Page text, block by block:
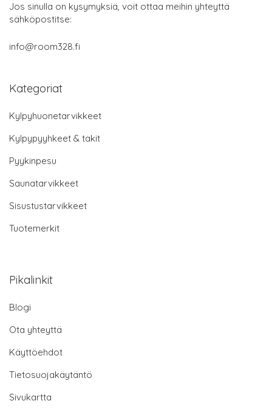
Jos sinulla on kysymyksiä, voit ottaa meihin yhteyttä
sähköpostitse:
info@room328.fi
Kategoriat
Kylpyhuonetarvikkeet
Kylpypyyhkeet & takit
Pyykinpesu
Saunatarvikkeet
Sisustustarvikkeet
Tuotemerkit
Pikalinkit
Blogi
Ota yhteyttä
Käyttöehdot
Tietosuojakäytäntö
Sivukartta